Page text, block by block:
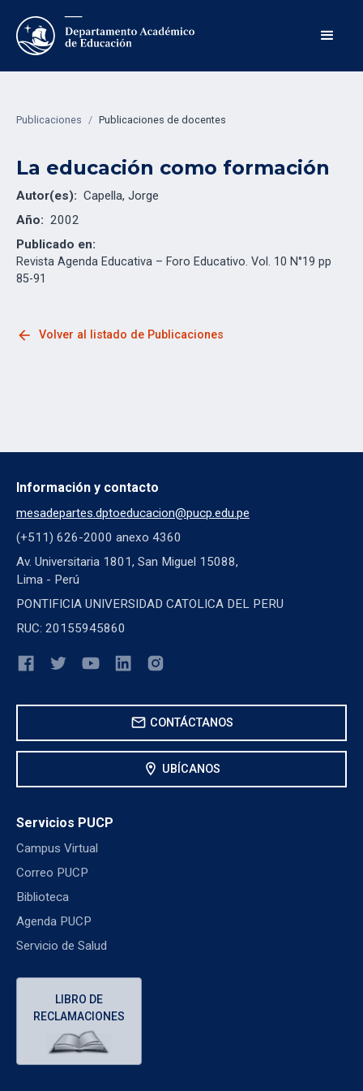
Publicaciones / Publicaciones de docentes
La educación como formación
Autor(es): Capella, Jorge
Año: 2002
Publicado en:
Revista Agenda Educativa – Foro Educativo. Vol. 10 N°19 pp
85-91
arrow_back Volver al listado de Publicaciones
Información y contacto
mesadepartes.dptoeducacion@pucp.edu.pe
(+511) 626-2000 anexo 4360
Av. Universitaria 1801, San Miguel 15088,
Lima - Perú
PONTIFICIA UNIVERSIDAD CATOLICA DEL PERU
RUC: 20155945860
mail CONTÁCTANOS
location_on UBÍCANOS
Servicios PUCP
Campus Virtual
Correo PUCP
Biblioteca
Agenda PUCP
Servicio de Salud
LIBRO DE
RECLAMACIONES